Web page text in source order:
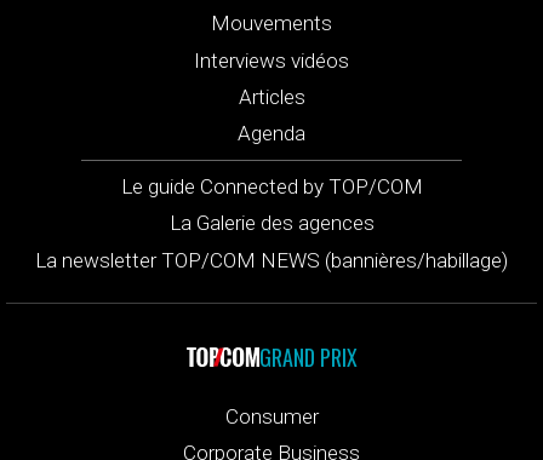
Mouvements
Interviews vidéos
Articles
Agenda
Le guide Connected by TOP/COM
La Galerie des agences
La newsletter TOP/COM NEWS (bannières/habillage)
GRAND PRIX
Consumer
Corporate Business